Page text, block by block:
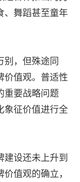
、舞蹈甚至童年
别，但殊途同
价值观。普适性
重要战略问题
象征价值进行全
建设还未上升到
值观的确立，